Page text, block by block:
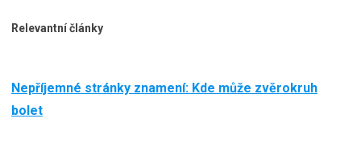
Relevantní články
Nepříjemné stránky znamení: Kde může zvěrokruh
bolet